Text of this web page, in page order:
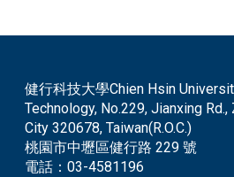
健行科技大學Chien Hsin
Technology, No.229, Jianxing
City 320678, Taiwan(R.O.C.)
桃園市中壢區健行路 229 號
電話：03-4581196